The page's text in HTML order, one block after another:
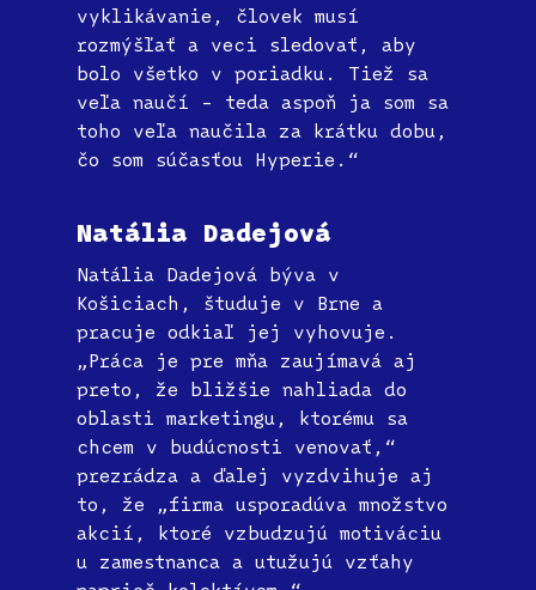
vyklikávanie, človek musí
rozmýšľať a veci sledovať, aby
bolo všetko v poriadku. Tiež sa
veľa naučí – teda aspoň ja som sa
toho veľa naučila za krátku dobu,
čo som súčasťou Hyperie.“
Natália Dadejová
Natália Dadejová býva v
Košiciach, študuje v Brne a
pracuje odkiaľ jej vyhovuje.
„Práca je pre mňa zaujímavá aj
preto, že bližšie nahliada do
oblasti marketingu, ktorému sa
chcem v budúcnosti venovať,“
prezrádza a ďalej vyzdvihuje aj
to, že „firma usporadúva množstvo
akcií, ktoré vzbudzujú motiváciu
u zamestnanca a utužujú vzťahy